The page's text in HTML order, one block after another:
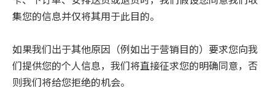
集您的信息并仅将其用于此目的。
如果我们出于其他原因（例如出于营销目的）要求您向我
们提供您的个人信息，我们将直接征求您的明确同意，否
则我们将给您拒绝的机会。